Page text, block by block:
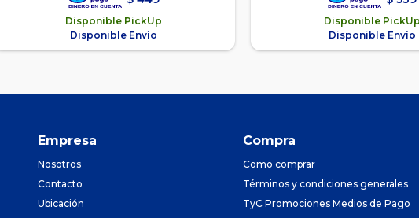
Disponible PickUp
Disponible Envío
Disponible
Disponible Envío
Empresa
Nosotros
Contacto
Ubicación
Compra
Como comprar
Términos y condiciones generales
TyC Promociones Medios de Pago